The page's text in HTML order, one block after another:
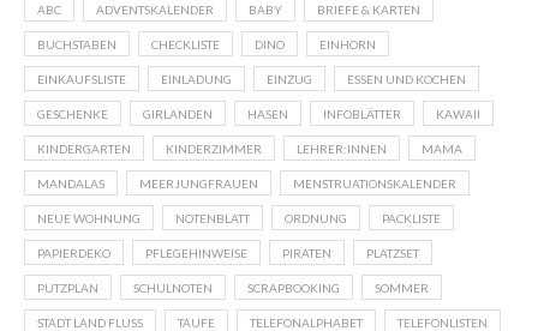
ABC ADVENTSKALENDER BABY BRIEFE & KARTEN
BUCHSTABEN CHECKLISTE DINO EINHORN
EINKAUFSLISTE EINLADUNG EINZUG ESSEN UND KOCHEN
GESCHENKE GIRLANDEN HASEN INFOBLÄTTER KAWAII
KINDERGARTEN KINDERZIMMER LEHRER:INNEN MAMA
MANDALAS MEERJUNGFRAUEN MENSTRUATIONSKALENDER
NEUE WOHNUNG NOTENBLATT ORDNUNG PACKLISTE
PAPIERDEKO PFLEGEHINWEISE PIRATEN PLATZSET
PUTZPLAN SCHULNOTEN SCRAPBOOKING SOMMER
STADT LAND FLUSS TAUFE TELEFONALPHABET TELEFONLISTEN